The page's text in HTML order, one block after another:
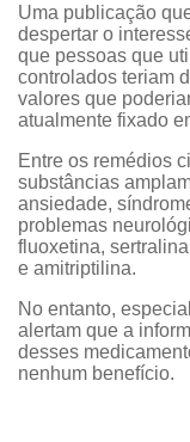
Uma publicação
despertar o
que pessoas que
controlados teriam
valores que
atualmente fixado
Entre os remédios
substâncias
ansiedade,
problemas
fluoxetina,
e amitriptilina.
No entanto,
alertam que a
desses
nenhum benefício.